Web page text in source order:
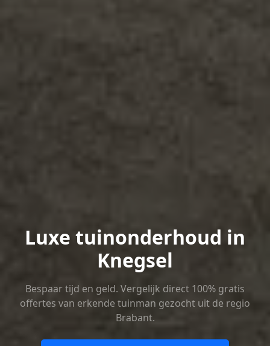
Luxe tuinonderhoud in
Knegsel
Bespaar tijd en geld. Vergelijk direct 100% gratis
offertes van erkende tuinman gezocht uit de regio
Brabant.